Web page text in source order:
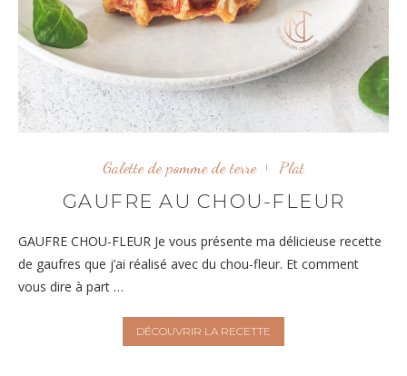
Galette de pomme de terre Plat
GAUFRE AU CHOU-FLEUR
GAUFRE CHOU-FLEUR Je vous présente ma délicieuse recette
de gaufres que j’ai réalisé avec du chou-fleur. Et comment
vous dire à part …
DÉCOUVRIR LA RECETTE